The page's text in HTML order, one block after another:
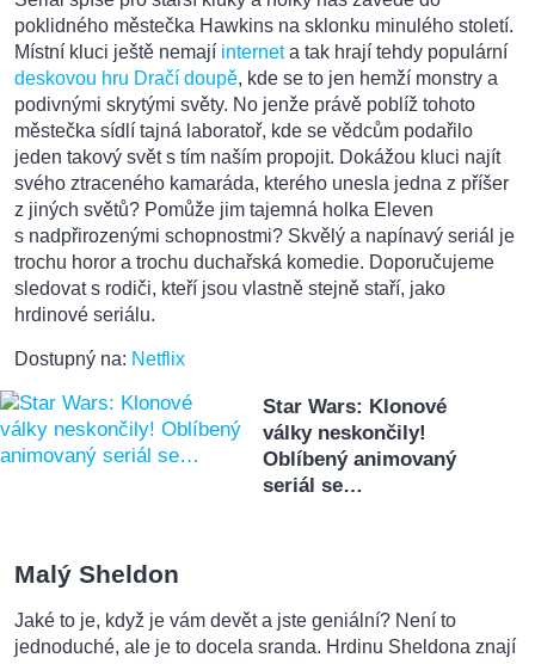
poklidného městečka Hawkins na sklonku minulého století.
Místní kluci ještě nemají interneta tak hrají tehdy populární
deskovou hru Dračí doupě, kde se to jen hemží monstry a
podivnými skrytými světy. No jenže právě poblíž tohoto
městečka sídlí tajná laboratoř, kde se vědcům podařilo
jeden takový svět s tím naším propojit. Dokážou kluci najít
svého ztraceného kamaráda, kterého unesla jedna z příšer
z jiných světů? Pomůže jim tajemná holka Eleven
s nadpřirozenými schopnostmi? Skvělý a napínavý seriál je
trochu horor a trochu duchařská komedie. Doporučujeme
sledovat s rodiči, kteří jsou vlastně stejně staří, jako
hrdinové seriálu.
Dostupný na: Netflix
Star Wars: Klonové
války neskončily!
Oblíbený animovaný
seriál se…
Malý Sheldon
Jaké to je, když je vám devět a jste geniální? Není to
jednoduché, ale je to docela sranda. Hrdinu Sheldona znají